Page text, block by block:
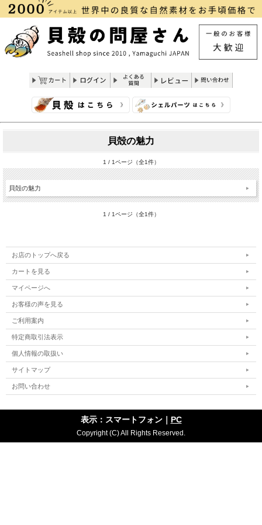
貝殻の魅力
1 / 1ページ（全1件）
貝殻の魅力
1 / 1ページ（全1件）
お店のトップへ戻る
カートを見る
マイページへ
お客様の声を見る
ご利用案内
特定商取引法表示
個人情報の取扱い
サイトマップ
お問い合わせ
表示：スマートフォン｜ PC
Copyright (C) All Rights Reserved.